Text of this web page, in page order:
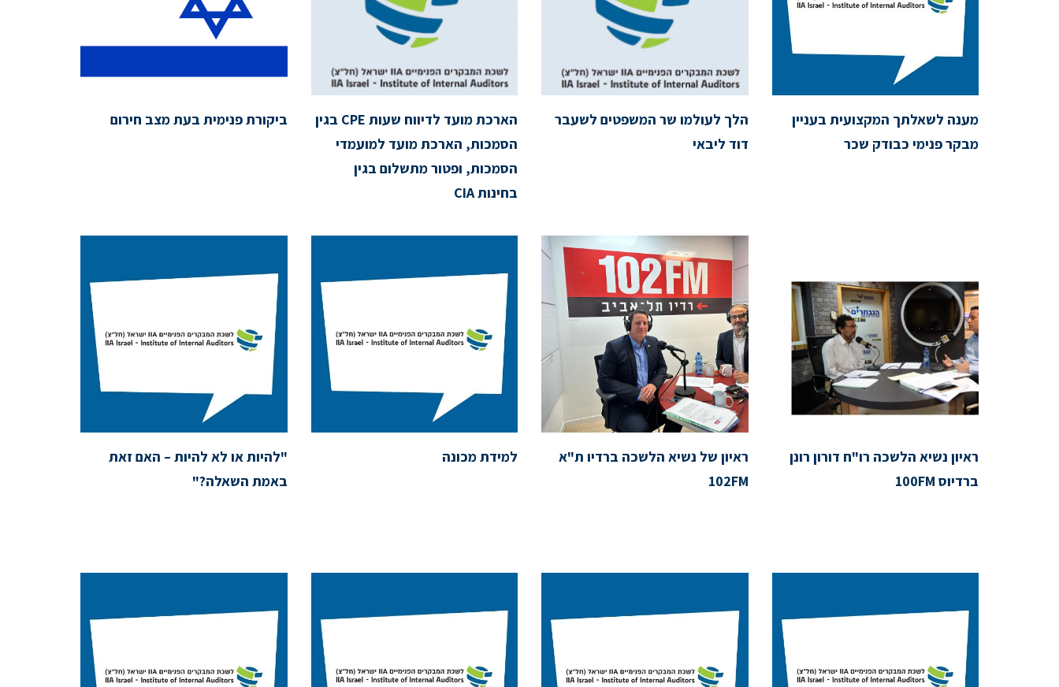
מענה לשאלתך המקצועית בעניין
מבקר פנימי כבודק שכר
הלך לעולמו שר המשפטים לשעבר
דוד ליבאי
הארכת מועד לדיווח שעות CPE בגין
הסמכות, הארכת מועד למועמדי
הסמכות, ופטור מתשלום בגין
בחינות CIA
ביקורת פנימית בעת מצב חירום
ראיון נשיא הלשכה רו"ח דורון רונן
ברדיוס 100FM
ראיון של נשיא הלשכה ברדיו ת"א
102FM
למידת מכונה
"להיות או לא להיות – האם זאת
באמת השאלה?"